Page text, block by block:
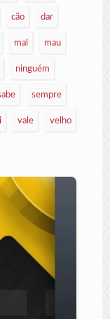
cão dar
mal mau
ninguém
sempre
vale velho